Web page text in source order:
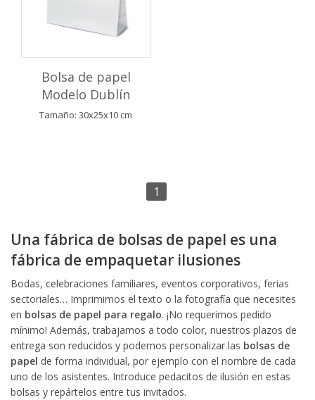
Bolsa de papel
Modelo Dublín
Tamaño: 30x25x10 cm
1
Una fábrica de bolsas de papel es una
fábrica de empaquetar ilusiones
Bodas, celebraciones familiares, eventos corporativos, ferias
sectoriales… Imprimimos el texto o la fotografía que necesites
en bolsas de papel para regalo. ¡No requerimos pedido
mínimo! Además, trabajamos a todo color, nuestros plazos de
entrega son reducidos y podemos personalizar las bolsas de
papel de forma individual, por ejemplo con el nombre de cada
uno de los asistentes. Introduce pedacitos de ilusión en estas
bolsas y repártelos entre tus invitados.